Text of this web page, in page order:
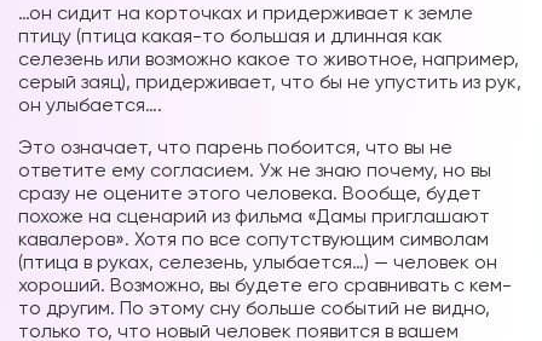
…он сидит на корточках и придерживает к земле
птицу (птица какая-то большая и длинная как
селезень или возможно какое то животное, например,
серый заяц), придерживает, что бы не упустить из рук,
он улыбается….
Это означает, что парень побоится, что вы не
ответите ему согласием. Уж не знаю почему, но вы
сразу не оцените этого человека. Вообще, будет
похоже на сценарий из фильма «Дамы приглашают
кавалеров». Хотя по все сопутствующим символам
(птица в руках, селезень, улыбается…) — человек он
хороший. Возможно, вы будете его сравнивать с кем-
то другим. По этому сну больше событий не видно,
только то, что новый человек появится в вашем